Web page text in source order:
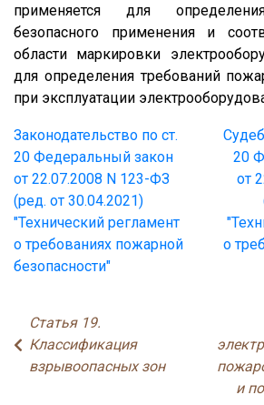
применяется для
безопасного применения и
области маркировки
для определения требований
при эксплуатации
Законодательство по ст.
20 Федеральный закон
от 22.07.2008 N 123-ФЗ
(ред. от 30.04.2021)
"Технический регламент
о требованиях пожарной
безопасности"
20
от
о
Статья 19.
Классификация
взрывоопасных зон
и